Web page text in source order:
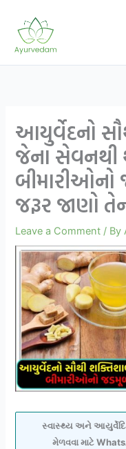
content
આયુર્વેદનો
જેના સેવનથી
બીમારીઓનો
જરૂર જાણો
Leave a Comment / By
સ્વાસ્થ્ય અને
મેળવવા માટે